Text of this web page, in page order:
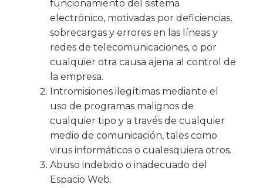
funcionamiento del sistema
electrónico, motivadas por deficiencias,
sobrecargas y errores en las líneas y
redes de telecomunicaciones, o por
cualquier otra causa ajena al control de
la empresa.
Intromisiones ilegítimas mediante el
uso de programas malignos de
cualquier tipo y a través de cualquier
medio de comunicación, tales como
virus informáticos o cualesquiera otros.
Abuso indebido o inadecuado del
Espacio Web.